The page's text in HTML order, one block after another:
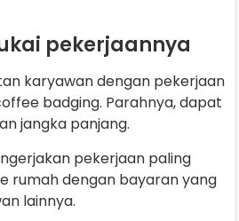
pekerjaannya
karyawan dengan pekerjaan
badging. Parahnya, dapat
jangka panjang.
pekerjaan paling
rumah dengan bayaran yang
lainnya.